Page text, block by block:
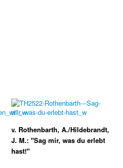
v. Rothenbarth, A./Hildebrandt,
J. M.: "Sag mir, was du erlebt
hast!"